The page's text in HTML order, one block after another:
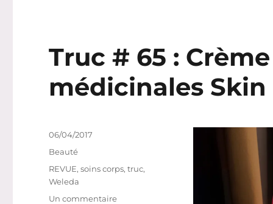
Truc # 65 :
médicinales Skin
Publié
06/04/2017
Catégories
Beauté
Étiquettes
REVUE,soins corps,truc,
Weleda
Un commentairesur